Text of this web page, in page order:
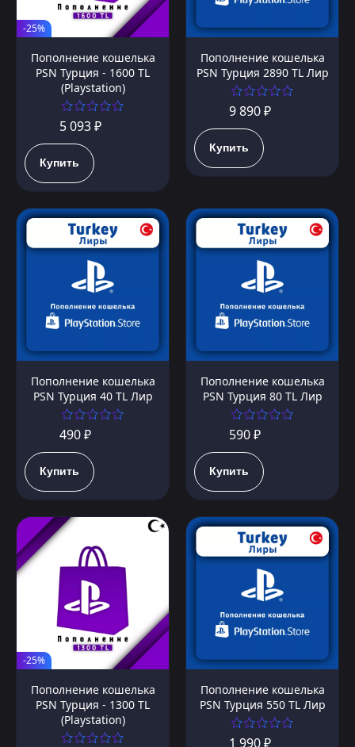
-25%
Пополнение кошелька
PSN Турция - 1600 TL
(Playstation)
5 093 ₽
Купить
Пополнение кошелька
PSN Турция 2890 TL Лир
9 890 ₽
Купить
Пополнение кошелька
PSN Турция 40 TL Лир
490 ₽
Купить
Пополнение кошелька
PSN Турция 80 TL Лир
590 ₽
Купить
-25%
Пополнение кошелька
PSN Турция - 1300 TL
(Playstation)
Пополнение кошелька
PSN Турция 550 TL Лир
1 990 ₽